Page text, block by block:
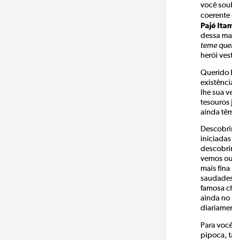
você
coerente
Pajé
dessa
teme
herói
Querido
lhe sua
tesouros
ainda
vemos
mais
famosa
ainda no
Para
pipoca,